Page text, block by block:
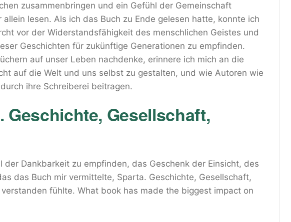
zusammenbringen und ein Gefühl der Gemeinschaft
lesen. Als ich das Buch zu Ende gelesen hatte, konnte ich
vor der Widerstandsfähigkeit des menschlichen Geistes und
Geschichten für zukünftige Generationen zu empfinden.
auf unser Leben nachdenke, erinnere ich mich an die
auf die Welt und uns selbst zu gestalten, und wie Autoren wie
ihre Schreiberei beitragen.
Geschichte, Gesellschaft,
der Dankbarkeit zu empfinden, das Geschenk der Einsicht, des
das Buch mir vermittelte, Sparta. Geschichte, Gesellschaft,
fühlte. What book has made the biggest impact on